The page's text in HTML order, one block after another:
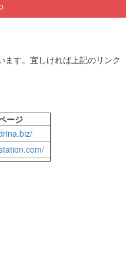
ます。宜しければ上記のリンク
ージ